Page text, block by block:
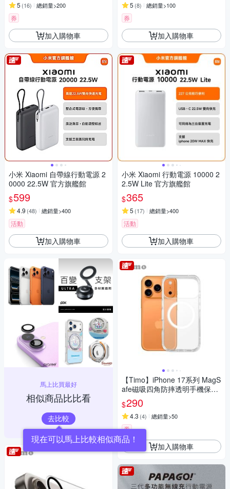
5 (16) 總銷量>200
券
加入購物車
小米 Xiaomi 自帶線行動電源 2
0000 22.5W 官方旗艦館
$599
4.9 (48) 總銷量>400
活動
加入購物車
馬上比買最好
相似商品比比看
去比較
現在可以馬上比較相似商品！
5 (8) 總銷量>100
券
加入購物車
小米 Xiaomi 行動電源 10000 2
2.5W Lite 官方旗艦館
$365
5 (17) 總銷量>400
活動
加入購物車
【Timo】iPhone 17系列 MagS
afe磁吸四角防摔透明手機保護
殼套
$290
4.3 (4) 總銷量>50
券
加入購物車